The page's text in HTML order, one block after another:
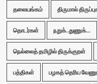
தலையங்கம் திருமால்
தொடர்கள் நறுக்..துணுக்...
நெல்லைத் தமிழில் திருக்குறள்
பத்திகள் பழகத் தெரிய